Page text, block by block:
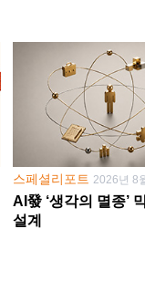
스페셜리포트 2026년 8
AI發 ‘생각의 멸종’
설계